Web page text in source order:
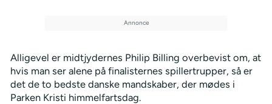
Alligevel er midtjydernes Philip Billing overbevist om, at
hvis man ser alene på finalisternes spillertrupper, så er
det de to bedste danske mandskaber, der mødes i
Parken Kristi himmelfartsdag.